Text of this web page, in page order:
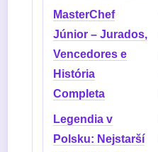
MasterChef
Júnior – Jurados,
Vencedores e
História
Completa
Legendia v
Polsku: Nejstarší